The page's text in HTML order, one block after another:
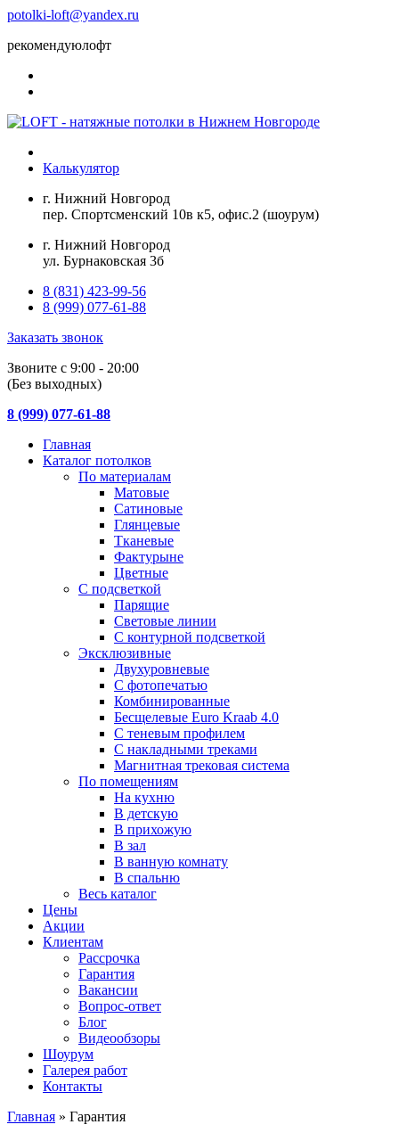
potolki-loft@yandex.ru
рекомендуюлофт
Калькулятор
г. Нижний Новгород
пер. Спортсменский 10в к5, офис.2 (шоурум)
г. Нижний Новгород
ул. Бурнаковская 3б
8 (831) 423-99-56
8 (999) 077-61-88
Заказать звонок
Звоните с 9:00 - 20:00
(Без выходных)
8 (999) 077-61-88
Главная
Каталог потолков
По материалам
Матовые
Сатиновые
Глянцевые
Тканевые
Фактурыне
Цветные
С подсветкой
Парящие
Световые линии
С контурной подсветкой
Эксклюзивные
Двухуровневые
С фотопечатью
Комбинированные
Бесщелевые Euro Kraab 4.0
С теневым профилем
С накладными треками
Магнитная трековая система
По помещениям
На кухню
В детскую
В прихожую
В зал
В ванную комнату
В спальню
Весь каталог
Цены
Акции
Клиентам
Рассрочка
Гарантия
Вакансии
Вопрос-ответ
Блог
Видеообзоры
Шоурум
Галерея работ
Контакты
Главная » Гарантия